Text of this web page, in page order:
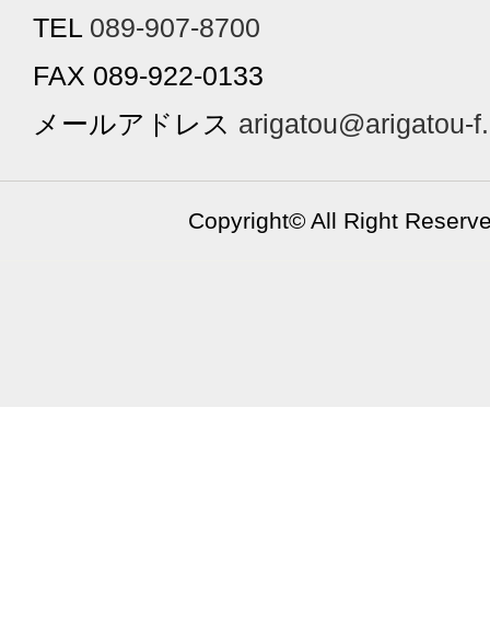
TEL 089-907-8700
FAX 089-922-0133
メールアドレス arigatou@arigatou-
Copyright© All Right